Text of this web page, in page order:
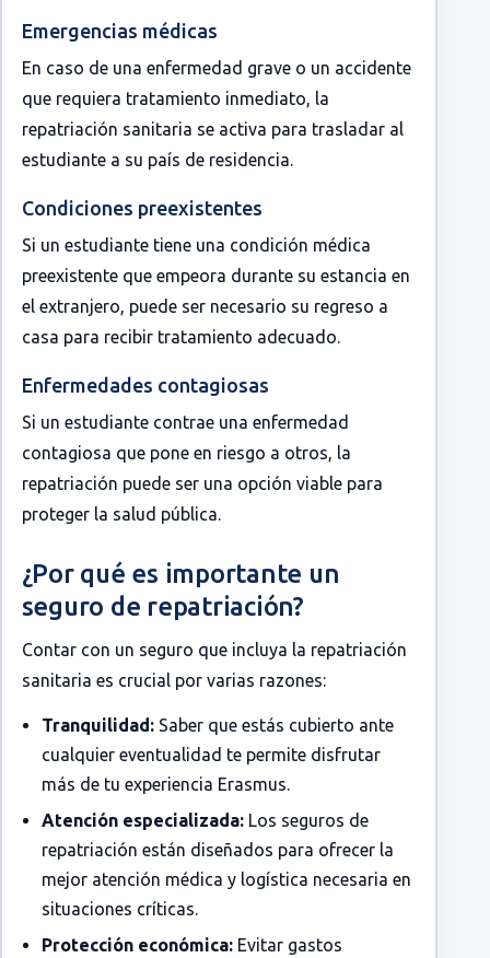
Emergencias médicas
En caso de una enfermedad grave o un accidente
que requiera tratamiento inmediato, la
repatriación sanitaria se activa para trasladar al
estudiante a su país de residencia.
Condiciones preexistentes
Si un estudiante tiene una condición médica
preexistente que empeora durante su estancia en
el extranjero, puede ser necesario su regreso a
casa para recibir tratamiento adecuado.
Enfermedades contagiosas
Si un estudiante contrae una enfermedad
contagiosa que pone en riesgo a otros, la
repatriación puede ser una opción viable para
proteger la salud pública.
¿Por qué es importante un
seguro de repatriación?
Contar con un seguro que incluya la repatriación
sanitaria es crucial por varias razones:
Tranquilidad:Saber que estás cubierto ante
cualquier eventualidad te permite disfrutar
más de tu experiencia Erasmus.
Atención especializada:Los seguros de
repatriación están diseñados para ofrecer la
mejor atención médica y logística necesaria en
situaciones críticas.
Protección económica:Evitar gastos